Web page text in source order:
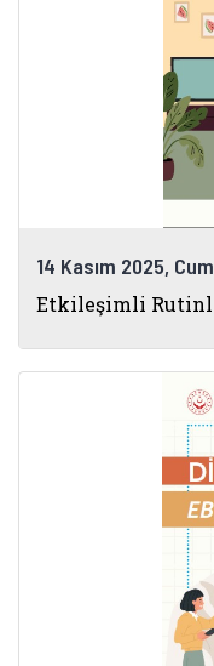
14 Kasım 2025,
Etkileşimli
Bakanlık
Kadın Girişimci